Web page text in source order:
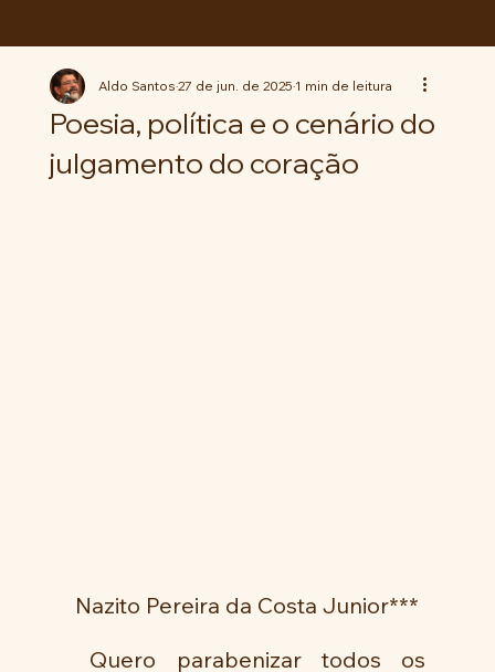
Poesia, política e o cenário do
julgamento do coração
Aldo Santos27 de jun. de 20251 min de leitura
Nazito Pereira da Costa Junior***